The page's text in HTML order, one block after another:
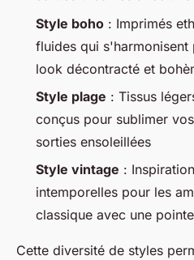
Style boho : Imprimés
fluides qui s'harmonisent
look décontracté et
Style plage : Tissus
conçus pour sublimer
sorties ensoleillées
Style vintage :
intemporelles pour les
classique avec une
Cette diversité de styles